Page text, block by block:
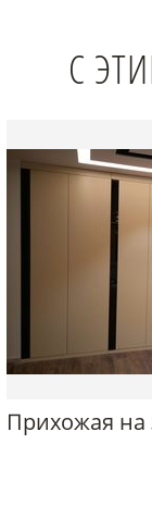
С
Прихожая на